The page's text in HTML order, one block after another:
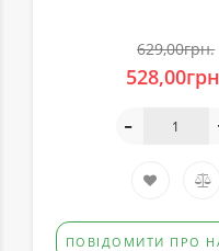
629,00грн.
ПОВІДОМИТИ ПРО